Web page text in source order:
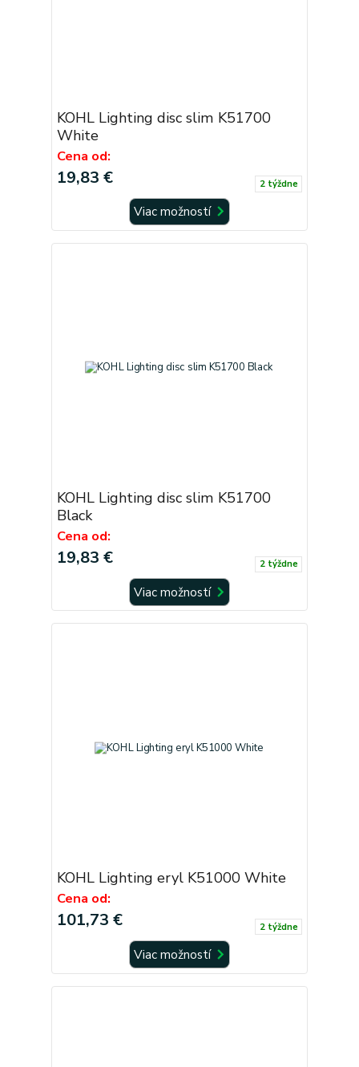
KOHL Lighting disc slim K51700
White
Cena od:
19,83 € 2 týždne
Viac možností
KOHL Lighting disc slim K51700
Black
Cena od:
19,83 € 2 týždne
Viac možností
KOHL Lighting eryl K51000 White
Cena od:
101,73 € 2 týždne
Viac možností